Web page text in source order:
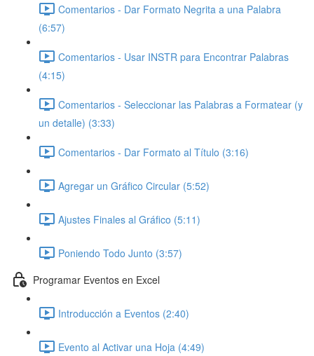
Comentarios - Dar Formato Negrita a una Palabra
(6:57)
Comentarios - Usar INSTR para Encontrar Palabras
(4:15)
Comentarios - Seleccionar las Palabras a Formatear (y
un detalle) (3:33)
Comentarios - Dar Formato al Título (3:16)
Agregar un Gráfico Circular (5:52)
Ajustes Finales al Gráfico (5:11)
Poniendo Todo Junto (3:57)
Programar Eventos en Excel
Introducción a Eventos (2:40)
Evento al Activar una Hoja (4:49)